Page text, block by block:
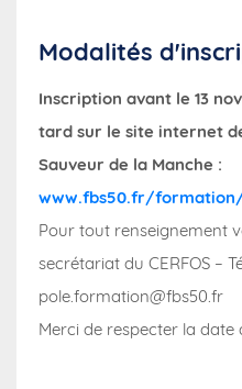
Modalités
Inscription avant le 13
tard sur le site internet
Sauveur de la Manche :
www.fbs50.fr/
Pour tout renseignement
secrétariat du CERFOS –
pole.formation@fbs50.fr
Merci de respecter la date